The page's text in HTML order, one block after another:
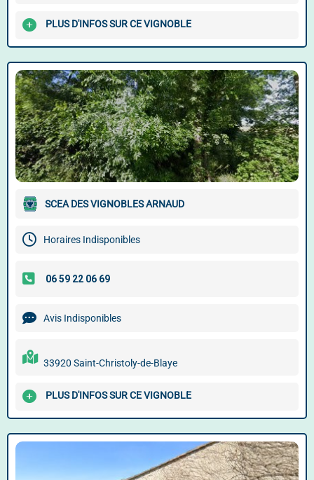
PLUS D'INFOS SUR CE VIGNOBLE
SCEA DES VIGNOBLES ARNAUD
Horaires Indisponibles
Avis Indisponibles
33920 Saint-Christoly-de-Blaye
PLUS D'INFOS SUR CE VIGNOBLE